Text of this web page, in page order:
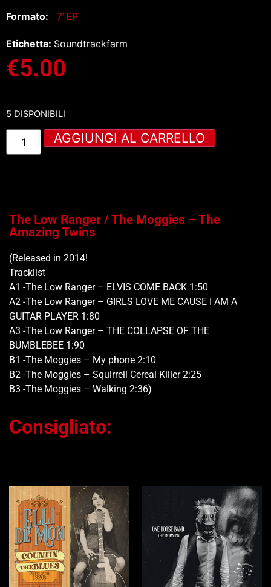
Formato: 7"EP
Etichetta: Soundtrackfarm
€5.00
5 DISPONIBILI
AGGIUNGI AL CARRELLO
The Low Ranger / The Moggies – The
Amazing Twins
(Released in 2014!
Tracklist
A1 -The Low Ranger – ELVIS COME BACK 1:50
A2 -The Low Ranger – GIRLS LOVE ME CAUSE I AM A
GUITAR PLAYER 1:80
A3 -The Low Ranger – THE COLLAPSE OF THE
BUMBLEBEE 1:90
B1 -The Moggies – My phone 2:10
B2 -The Moggies – Squirrell Cereal Killer 2:25
B3 -The Moggies – Walking 2:36)
Consigliato: